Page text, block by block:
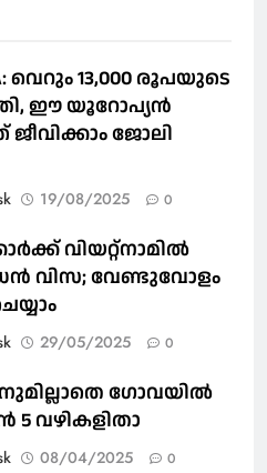
വെറും 13,000 രൂപയുടെ
ഈ യൂറോപ്യന്‍
ജീവിക്കാം ജോലി
19/08/2025 0
വിയറ്റ്‌നാമില്‍
വിസ; വേണ്ടുവോളം
29/05/2025 0
ഗോവയില്‍
വഴികളിതാ
08/04/2025 0